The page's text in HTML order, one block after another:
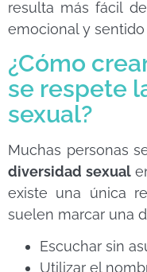
resulta más fácil
emocional y
¿Cómo
se respete
sexual?
Muchas personas
diversidad sexual
existe una única
suelen marcar una
Escuchar sin
Utilizar el